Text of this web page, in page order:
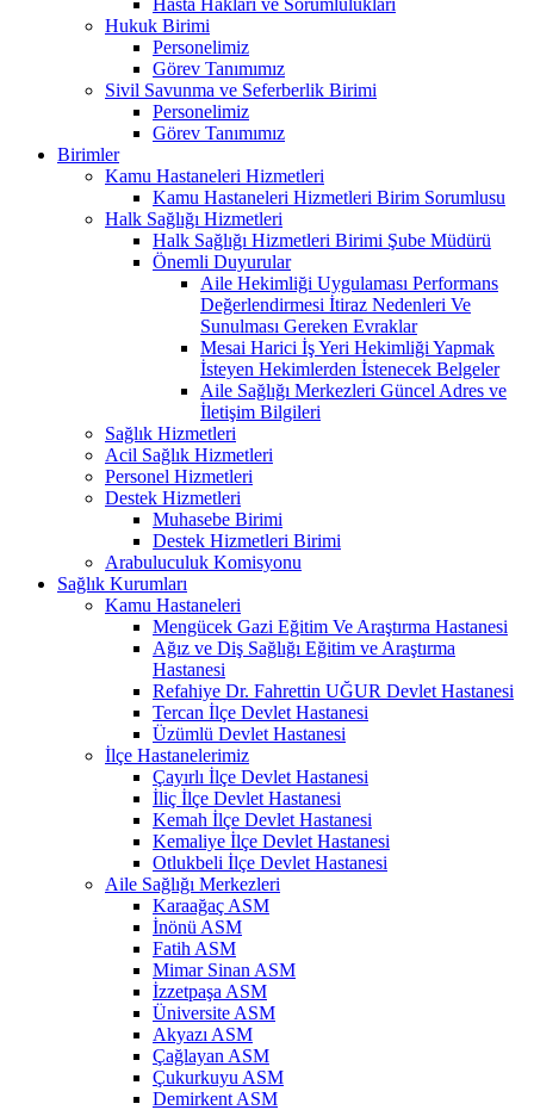
Hukuk Birimi
Personelimiz
Görev Tanımımız
Sivil Savunma ve Seferberlik Birimi
Personelimiz
Görev Tanımımız
Birimler
Kamu Hastaneleri Hizmetleri
Kamu Hastaneleri Hizmetleri Birim Sorumlusu
Halk Sağlığı Hizmetleri
Halk Sağlığı Hizmetleri Birimi Şube Müdürü
Önemli Duyurular
Aile Hekimliği Uygulaması Performans
Değerlendirmesi İtiraz Nedenleri Ve
Sunulması Gereken Evraklar
Mesai Harici İş Yeri Hekimliği Yapmak
İsteyen Hekimlerden İstenecek Belgeler
Aile Sağlığı Merkezleri Güncel Adres ve
İletişim Bilgileri
Sağlık Hizmetleri
Acil Sağlık Hizmetleri
Personel Hizmetleri
Destek Hizmetleri
Muhasebe Birimi
Destek Hizmetleri Birimi
Arabuluculuk Komisyonu
Sağlık Kurumları
Kamu Hastaneleri
Mengücek Gazi Eğitim Ve Araştırma Hastanesi
Ağız ve Diş Sağlığı Eğitim ve Araştırma
Hastanesi
Refahiye Dr. Fahrettin UĞUR Devlet Hastanesi
Tercan İlçe Devlet Hastanesi
Üzümlü Devlet Hastanesi
İlçe Hastanelerimiz
Çayırlı İlçe Devlet Hastanesi
İliç İlçe Devlet Hastanesi
Kemah İlçe Devlet Hastanesi
Kemaliye İlçe Devlet Hastanesi
Otlukbeli İlçe Devlet Hastanesi
Aile Sağlığı Merkezleri
Karaağaç ASM
İnönü ASM
Fatih ASM
Mimar Sinan ASM
İzzetpaşa ASM
Üniversite ASM
Akyazı ASM
Çağlayan ASM
Çukurkuyu ASM
Demirkent ASM